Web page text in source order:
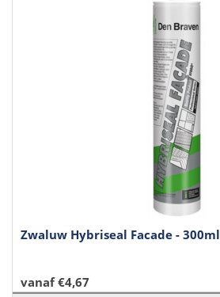
Zwaluw Hybriseal Facade - 300ml
vanaf €4,67